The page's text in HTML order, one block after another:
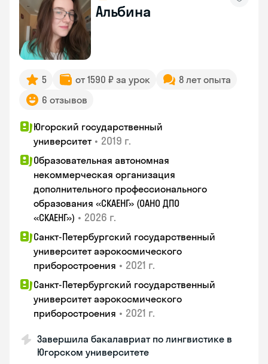
Альбина
5 от 1590 ₽ за урок
8 лет опыта
6 отзывов
Югорский государственный
университет • 2019 г.
Образовательная автономная
некоммерческая организация
дополнительного профессионального
образования «СКАЕНГ» (ОАНО ДПО
«СКАЕНГ») • 2026 г.
Санкт-Петербургский государственный
университет аэрокосмического
приборостроения • 2021 г.
Санкт-Петербургский государственный
университет аэрокосмического
приборостроения • 2021 г.
Завершила бакалавриат по лингвистике в
Югорском университете